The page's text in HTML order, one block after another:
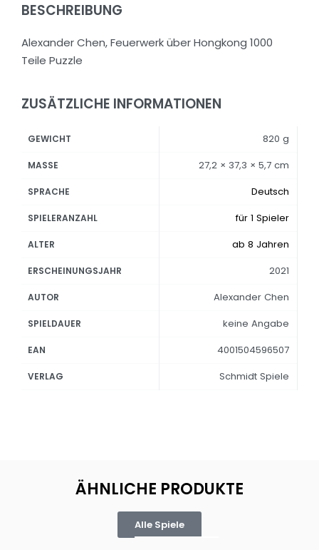
BESCHREIBUNG
Alexander Chen, Feuerwerk über Hongkong 1000
Teile Puzzle
ZUSÄTZLICHE INFORMATIONEN
GEWICHT 820 g
MASSE 27,2 × 37,3 × 5,7 cm
SPRACHE Deutsch
SPIELERANZAHL für 1 Spieler
ALTER ab 8 Jahren
ERSCHEINUNGSJAHR 2021
AUTOR Alexander Chen
SPIELDAUER keine Angabe
EAN 4001504596507
VERLAG Schmidt Spiele
ÄHNLICHE PRODUKTE
Alle Spiele